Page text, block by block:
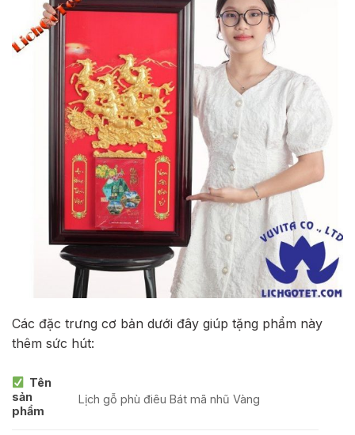
Các đặc trưng cơ bản dưới đây giúp tặng phẩm này
thêm sức hút:
Tên
sản
phẩm
Lịch gỗ phù điêu Bát mã nhũ Vàng